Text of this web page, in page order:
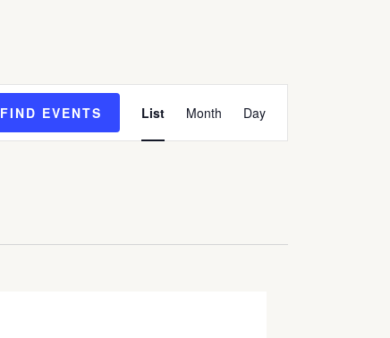
FIND EVENTS
Event
Views
List Month Day